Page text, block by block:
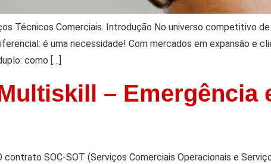
Técnicos Comerciais. Introdução No universo competitivo
é uma necessidade! Com mercados em expansão e
como […]
– Emergência
SOC-SOT (Serviços Comerciais Operacionais e